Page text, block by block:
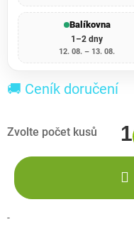
Balíkovna
1–2 dny
12. 08. – 13. 08.
🚚 Ceník doručení
-